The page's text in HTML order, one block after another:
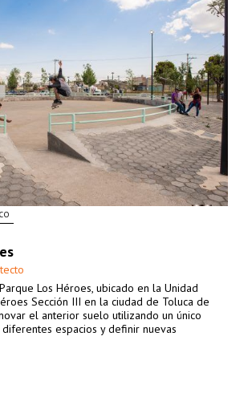
Los Héroes, ubicado en la Unidad
Sección III en la ciudad de Toluca de
el anterior suelo utilizando un único
espacios y definir nuevas